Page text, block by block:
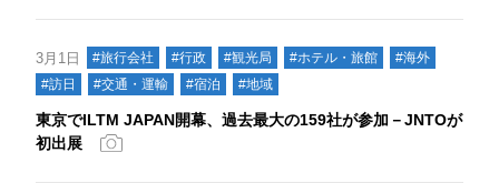
3月1日 #旅行会社 #行政 #観光局 #ホテル・旅館
#海外
#訪日
#交通・運輸 #宿泊 #地域
東京でILTM JAPAN開幕、過去最大の159社が参加－JNTOが
初出展